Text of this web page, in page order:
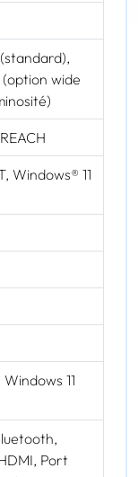
(option wide
Windows® 11
11
Port